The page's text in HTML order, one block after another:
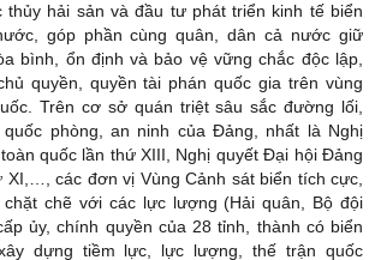
thủy hải sản và đầu tư phát triển kinh tế biển
góp phần cùng quân, dân cả nước giữ
bình, ổn định và bảo vệ vững chắc độc lập,
quyền, quyền tài phán quốc gia trên vùng
Trên cơ sở quán triệt sâu sắc đường lối,
phòng, an ninh của Đảng, nhất là Nghị
quốc lần thứ XIII, Nghị quyết Đại hội Đảng
XI,…, các đơn vị Vùng Cảnh sát biển tích cực,
chẽ với các lực lượng (Hải quân, Bộ đội
ủy, chính quyền của 28 tỉnh, thành có biển
dựng tiềm lực, lực lượng, thế trận quốc